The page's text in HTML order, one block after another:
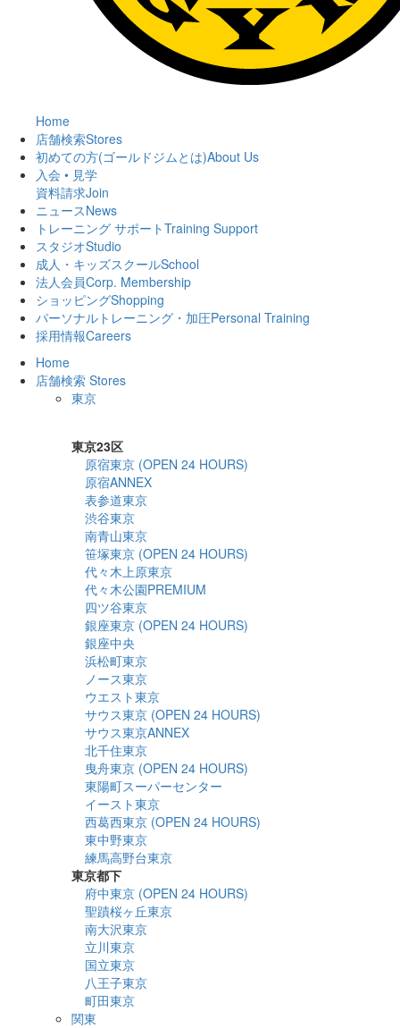
Home
店舗検索Stores
初めての方(ゴールドジムとは)About Us
入会 • 見学
資料請求Join
ニュースNews
トレーニング サポートTraining Support
スタジオStudio
成人・キッズスクールSchool
法人会員Corp. Membership
ショッピングShopping
パーソナルトレーニング・加圧Personal Training
採用情報Careers
Home
店舗検索 Stores
東京
東京23区
原宿東京 (OPEN 24 HOURS)
原宿ANNEX
表参道東京
渋谷東京
南青山東京
笹塚東京 (OPEN 24 HOURS)
代々木上原東京
代々木公園PREMIUM
四ツ谷東京
銀座東京 (OPEN 24 HOURS)
銀座中央
浜松町東京
ノース東京
ウエスト東京
サウス東京 (OPEN 24 HOURS)
サウス東京ANNEX
北千住東京
曳舟東京 (OPEN 24 HOURS)
東陽町スーパーセンター
イースト東京
西葛西東京 (OPEN 24 HOURS)
東中野東京
練馬高野台東京
東京都下
府中東京 (OPEN 24 HOURS)
聖蹟桜ヶ丘東京
南大沢東京
立川東京
国立東京
八王子東京
町田東京
関東